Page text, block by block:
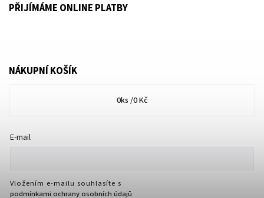
PŘIJÍMÁME ONLINE PLATBY
NÁKUPNÍ KOŠÍK
0ks /0 Kč
E-mail
Vložením e-mailu souhlasíte s
podmínkami ochrany osobních údajů